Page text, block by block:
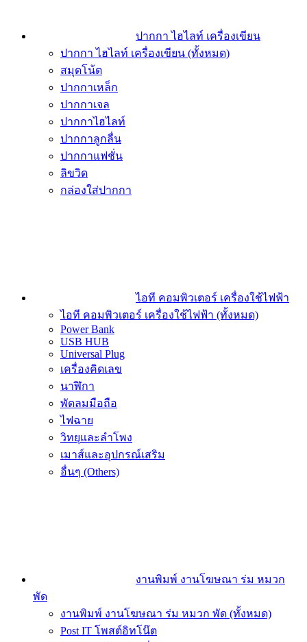
ปากกา ไฮไลท์ เครื่องเขียน
ปากกา ไฮไลท์ เครื่องเขียน (ทั้งหมด)
สมุดโน้ต
ปากกาเหล็ก
ปากกาเจล
ปากกาไฮไลท์
ปากกาลูกลื่น
ปากกาแฟชั่น
ลิขวิด
กล่องใส่ปากกา
ไอที คอมพิวเตอร์ เครื่องใช้ไฟฟ้า
ไอที คอมพิวเตอร์ เครื่องใช้ไฟฟ้า (ทั้งหมด)
Power Bank
USB HUB
Universal Plug
เครื่องคิดเลข
นาฬิกา
พัดลมมือถือ
ไฟฉาย
วิทยุและลำโพง
เมาส์และอุปกรณ์เสริม
อื่นๆ (Others)
งานพิมพ์ งานโฆษณา ร่ม หมวก
พัด
งานพิมพ์ งานโฆษณา ร่ม หมวก พัด (ทั้งหมด)
Post IT โพสต์อิทโน๊ต